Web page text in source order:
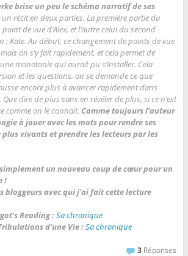
brise un peu le schéma narratif de ses
récit en deux parties. La première partie du
de vue d’Alex, et l’autre celui du second
: Kate. Au début, ce changement de points de vue
on s’y fait rapidement, et cela permet de
monotonie qui aurait pu s’installer. Cela
et les questions, on se demande ce que
encore plus à avancer rapidement dans
dire de plus sans en révéler de plus, si ce n’est
comme on le connait. Comme toujours l’auteur
à jouer avec les mots pour rendre ses
plus vivants et prendre les lecteurs par les
un nouveau coup de cœur pour un
!
bloggeurs avec qui j’ai fait cette lecture
Reading :Sa chronique
d’une Vie :Sa chronique
3 Réponses